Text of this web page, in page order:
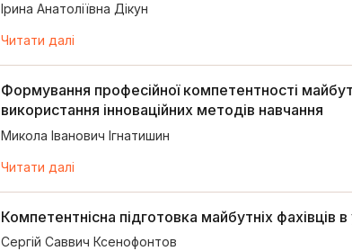
Ірина Анатоліївна Дікун
Читати далі
Формування професійної компетентності
використання інноваційних методів навчання
Микола Іванович Ігнатишин
Читати далі
Компетентнісна підготовка майбутніх фахівців
Сергій Саввич Ксенофонтов